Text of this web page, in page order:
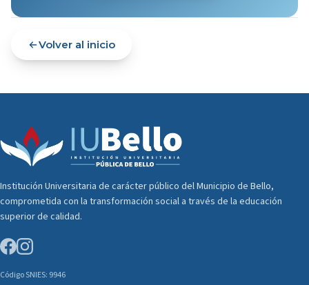
Volver al inicio
Institución Universitaria de carácter público del Municipio de Bello,
comprometida con la transformación social a través de la educación
superior de calidad.
Código SNIES: 9946